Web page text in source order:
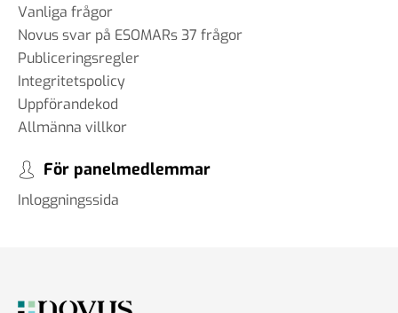
Vanliga frågor
Novus svar på ESOMARs 37 frågor
Publiceringsregler
Integritetspolicy
Uppförandekod
Allmänna villkor
För panelmedlemmar
Inloggningssida